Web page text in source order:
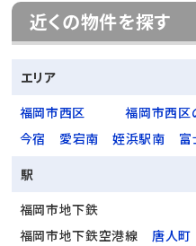
近くの物件を探す
エリア
福岡市西区
福岡市西区
今宿
愛宕南 姪浜駅南 富
駅
福岡市地下鉄
福岡市地下鉄空港線
唐人町